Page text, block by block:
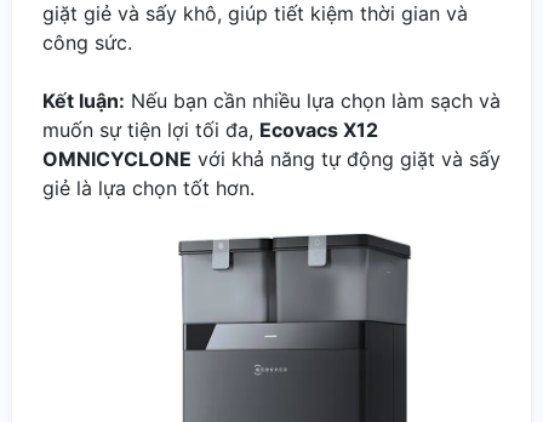
giặt giẻ và sấy khô, giúp tiết kiệm thời gian và
công sức.
Kết luận: Nếu bạn cần nhiều lựa chọn làm sạch và
muốn sự tiện lợi tối đa, Ecovacs X12
OMNICYCLONE với khả năng tự động giặt và sấy
giẻ là lựa chọn tốt hơn.